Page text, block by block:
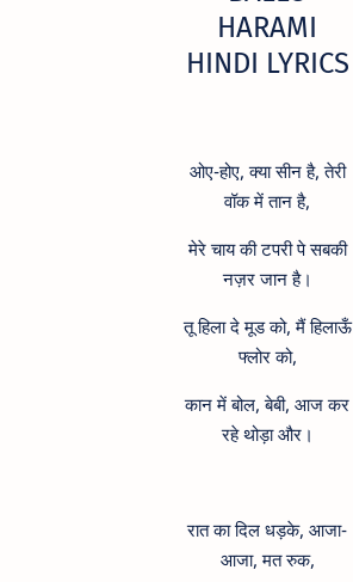
HARAMI
HINDI LYRICS
ओए-होए, क्या सीन है, तेरी
वॉक में तान है,
मेरे चाय की टपरी पे सबकी
नज़र जान है।
तू हिला दे मूड को, मैं हिलाऊँ
फ्लोर को,
कान में बोल, बेबी, आज कर
रहे थोड़ा और।
रात का दिल धड़के, आजा-
आजा, मत रुक,